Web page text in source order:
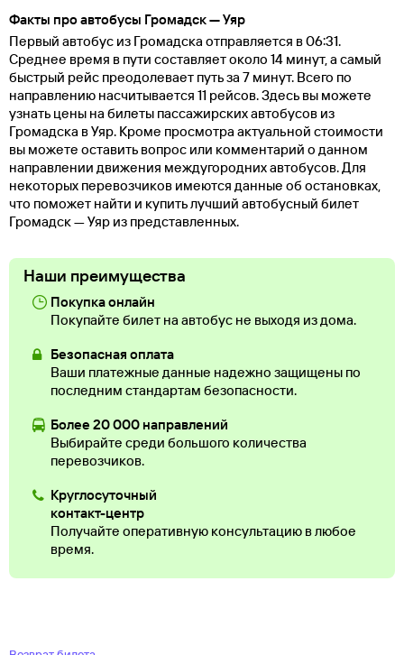
Факты про автобусы Громадск — Уяр
Первый автобус из Громадска отправляется в 06:31.
Среднее время в пути составляет около 14 минут, а самый
быстрый рейс преодолевает путь за 7 минут. Всего по
направлению насчитывается 11 рейсов. Здесь вы можете
узнать цены на билеты пассажирских автобусов из
Громадска в Уяр. Кроме просмотра актуальной стоимости
вы можете оставить вопрос или комментарий о данном
направлении движения междугородних автобусов. Для
некоторых перевозчиков имеются данные об остановках,
что поможет найти и купить лучший автобусный билет
Громадск — Уяр из представленных.
Наши преимущества
Покупка онлайн
Покупайте билет на автобус не выходя из дома.
Безопасная оплата
Ваши платежные данные надежно защищены по
последним стандартам безопасности.
Более 20 000 направлений
Выбирайте среди большого количества
перевозчиков.
Круглосуточный
контакт-центр
Получайте оперативную консультацию в любое
время.